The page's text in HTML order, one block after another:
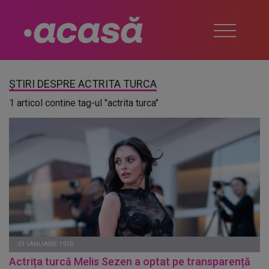
ȘTIRI DESPRE ACTRITA TURCA
1 articol contine tag-ul "actrita turca"
01 IANUARIE 1970
Actrița turcă Melis Sezen a optat pe transparență